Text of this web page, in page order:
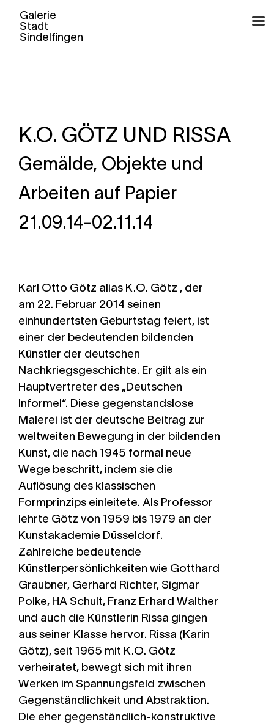
Zum
K.O. GÖTZ UND RISSA
Gemälde, Objekte und
Arbeiten auf Papier
21.09.14-02.11.14
Karl Otto Götz alias K.O. Götz , der
am 22. Februar 2014 seinen
einhundertsten Geburtstag feiert, ist
einer der bedeutenden bildenden
Künstler der deutschen
Nachkriegsgeschichte. Er gilt als ein
Hauptvertreter des „Deutschen
Informel“. Diese gegenstandslose
Malerei ist der deutsche Beitrag zur
weltweiten Bewegung in der bildenden
Kunst, die nach 1945 formal neue
Wege beschritt, indem sie die
Auflösung des klassischen
Formprinzips einleitete. Als Professor
lehrte Götz von 1959 bis 1979 an der
Kunstakademie Düsseldorf.
Zahlreiche bedeutende
Künstlerpersönlichkeiten wie Gotthard
Graubner, Gerhard Richter, Sigmar
Polke, HA Schult, Franz Erhard Walther
und auch die Künstlerin Rissa gingen
aus seiner Klasse hervor. Rissa (Karin
Götz), seit 1965 mit K.O. Götz
verheiratet, bewegt sich mit ihren
Werken im Spannungsfeld zwischen
Gegenständlichkeit und Abstraktion.
Die eher gegenständlich-konstruktive